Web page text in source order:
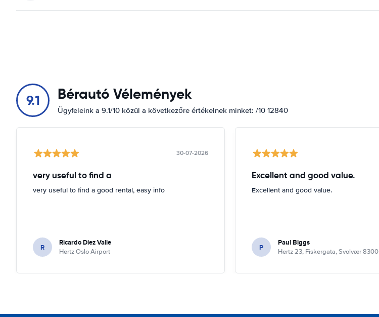
9.1 Bérautó Vélemények
Ügyfeleink a 9.1/10 közül a következőre értékelnek minket: /10 12840
30-07-2026
very useful to find a
very useful to find a good rental, easy info
R Ricardo Diez Valle
Hertz Oslo Airport
Excellent and good value.
Excellent and good value.
P Paul Biggs
Hertz 23, Fiskergata, Svolvær 8300